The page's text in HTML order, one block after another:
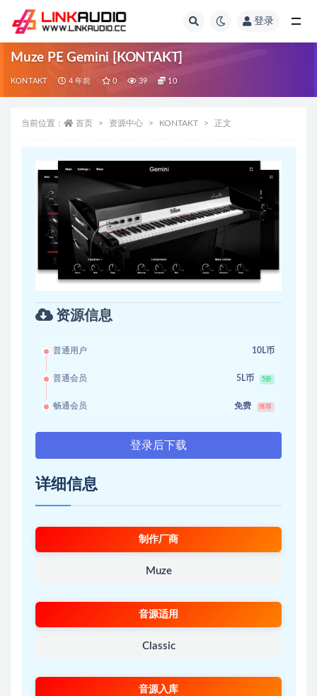
登录
Muze PE Gemini [KONTAKT]
KONTAKT 4 年前 0 39 10
当前位置： 首页 资源中心 KONTAKT 正文
资源信息
普通用户 10L币
普通会员 5L币 5折
畅通会员 免费 推荐
登录后下载
详细信息
制作厂商
Muze
音源适用
Classic
音源入库